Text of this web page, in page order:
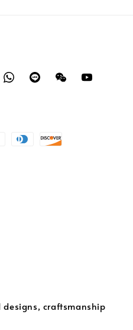
craftsmanship